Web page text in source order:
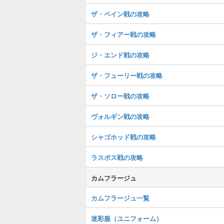
ザ・ペイン戦の攻略
ザ・フィアー戦の攻略
ジ・エンド戦の攻略
ザ・フューリー戦の攻略
ザ・ソロー戦の攻略
ヴォルギン戦の攻略
シャゴホッド戦の攻略
ラスボス戦の攻略
カムフラージュ
カムフラージュ一覧
迷彩服（ユニフォーム）